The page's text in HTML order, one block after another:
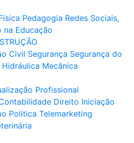
Pedagogia Redes Sociais,
na Educação
Civil Segurança Segurança do
Hidráulica Mecânica
Profissional
Direito Iniciação
Política Telemarketing